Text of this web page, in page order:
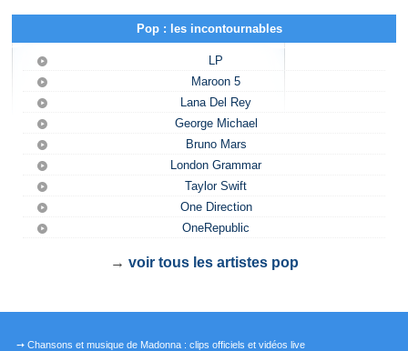
Pop : les incontournables
LP
Maroon 5
Lana Del Rey
George Michael
Bruno Mars
London Grammar
Taylor Swift
One Direction
OneRepublic
→ voir tous les artistes pop
➙ Chansons et musique de Madonna : clips officiels et vidéos live